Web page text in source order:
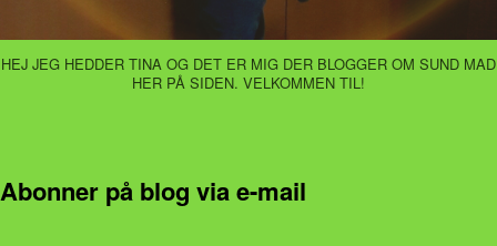
HEJ JEG HEDDER TINA OG DET ER MIG DER BLOGGER OM SUND MAD
HER PÅ SIDEN. VELKOMMEN TIL!
Abonner på blog via e-mail